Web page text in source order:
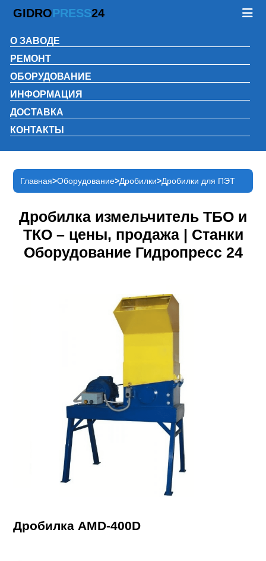
GIDROPRESS24
О ЗАВОДЕ
РЕМОНТ
ОБОРУДОВАНИЕ
ИНФОРМАЦИЯ
ДОСТАВКА
КОНТАКТЫ
Главная Оборудование Дробилки Дробилки для ПЭТ
Дробилка измельчитель ТБО и
ТКО – цены, продажа | Станки
Оборудование Гидропресс 24
Дробилка AMD-400D